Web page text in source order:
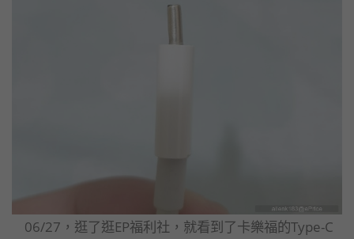
06/27，逛了逛EP福利社，就看到了卡樂福的Type-C